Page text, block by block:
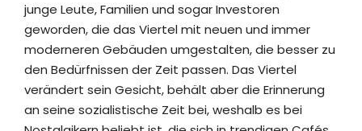
junge Leute, Familien und sogar Investoren
geworden, die das Viertel mit neuen und immer
moderneren Gebäuden umgestalten, die besser zu
den Bedürfnissen der Zeit passen. Das Viertel
verändert sein Gesicht, behält aber die Erinnerung
an seine sozialistische Zeit bei, weshalb es bei